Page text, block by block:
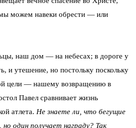
можем навеки обрести — или
наш дом — на небесах; в дороге у
и утешение, но постольку поскольку
цели — нашему возвращению в
Павел сравнивает жизнь
атлета. Не знаете ли, что бегущие
один получает награду? Так